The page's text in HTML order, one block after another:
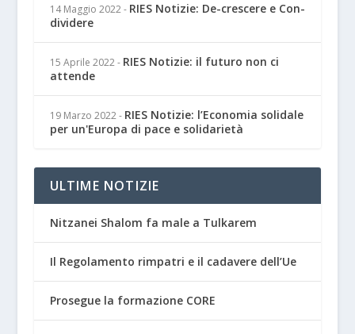
14 Maggio 2022 - RIES Notizie: De-crescere e Con-
dividere
15 Aprile 2022 - RIES Notizie: il futuro non ci
attende
19 Marzo 2022 - RIES Notizie: l’Economia solidale
per un'Europa di pace e solidarietà
ULTIME NOTIZIE
Nitzanei Shalom fa male a Tulkarem
Il Regolamento rimpatri e il cadavere dell’Ue
Prosegue la formazione CORE